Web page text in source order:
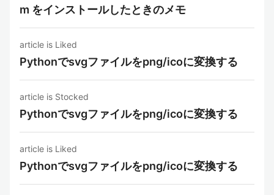
m をインストールしたときのメモ
article is Liked
Pythonでsvgファイルをpng/icoに変換する
article is Stocked
Pythonでsvgファイルをpng/icoに変換する
article is Liked
Pythonでsvgファイルをpng/icoに変換する